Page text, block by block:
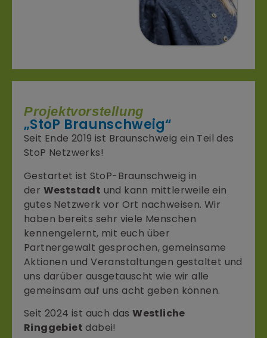
Projektvorstellung
„StoP Braunschweig“
Seit Ende 2019 ist Braunschweig ein Teil des
StoP Netzwerks!
Gestartet ist StoP-Braunschweig in
der Weststadt und kann mittlerweile ein
gutes Netzwerk vor Ort nachweisen. Wir
haben bereits sehr viele Menschen
kennengelernt, mit euch über
Partnergewalt gesprochen, gemeinsame
Aktionen und Veranstaltungen gestaltet und
uns darüber ausgetauscht wie wir alle
gemeinsam auf uns acht geben können.
Seit 2024 ist auch dasWestliche
Ringgebiet dabei!